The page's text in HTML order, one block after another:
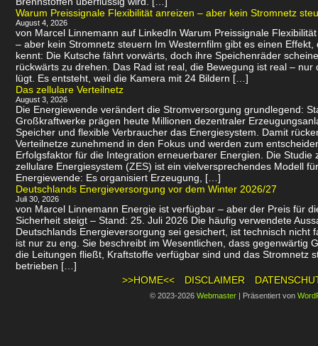
Warum Preissignale Flexibilität anreizen – aber kein Stromnetz
August 4, 2026
von Marcel Linnemann auf LinkedIn Warum Preissignale
– aber kein Stromnetz steuern Im Westernfilm gibt es einen Effekt,
kennt: Die Kutsche fährt vorwärts, doch ihre Speichenräder
rückwärts zu drehen. Das Rad ist real, die Bewegung ist real – nur
lügt. Es entsteht, weil die Kamera mit 24 Bildern […]
Das zellulare Verteilnetz
August 3, 2026
Die Energiewende verändert die Stromversorgung grundlegend:
Großkraftwerke prägen heute Millionen dezentraler
Speicher und flexible Verbraucher das Energiesystem. Damit
Verteilnetze zunehmend in den Fokus und werden zum
Erfolgsfaktor für die Integration erneuerbarer Energien. Die Studie
zellulare Energiesystem (ZES) ist ein vielversprechendes Modell
Energiewende: Es organisiert Erzeugung, […]
Deutschlands Energieversorgung vor dem Winter 2026/27
Juli 30, 2026
von Marcel Linnemann Energie ist verfügbar – aber der Preis für
Sicherheit steigt – Stand: 25. Juli 2026 Die häufig verwendete
Deutschlands Energieversorgung sei gesichert, ist technisch nicht
ist nur zu eng. Sie beschreibt im Wesentlichen, dass gegenwärtig
die Leitungen fließt, Kraftstoffe verfügbar sind und das Stromnetz
betrieben […]
>>HOME<<
DISCLAIMER
© 2023-2026 Webmaster | Präsentiert von